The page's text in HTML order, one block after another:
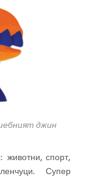
джин
животни, спорт,
Супер